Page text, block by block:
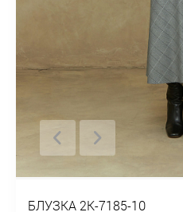
БЛУЗКА 2К-7185-10